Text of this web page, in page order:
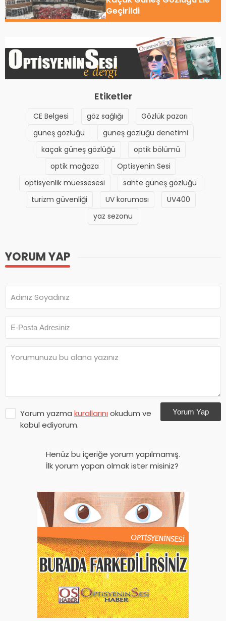
Geçirildi
Etiketler
CE Belgesi göz sağlığı
Gözlük pazarı
güneş gözlüğü
güneş gözlüğü denetimi
kaçak güneş gözlüğü
optik bölümü
optik mağaza
Optisyenin Sesi
optisyenlik müessesesi
sahte güneş gözlüğü
turizm güvenliği
UV koruması
UV400
yaz sezonu
YORUM YAP
Yorum yazma kurallarını okudum ve
kabul ediyorum.
Yorum Yap
Henüz bu içeriğe yorum yapılmamış.
İlk yorum yapan olmak ister misiniz?